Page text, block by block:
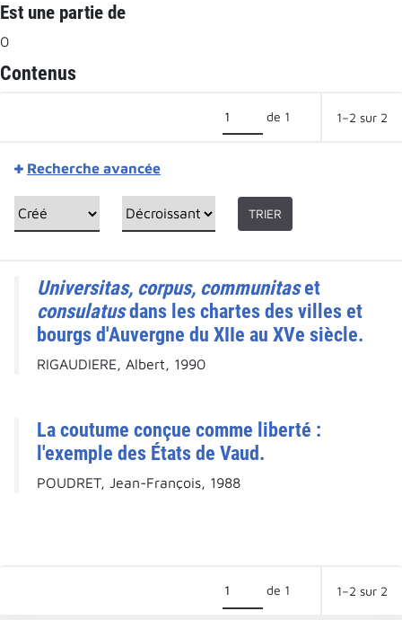
Est une partie de
0
Contenus
de 1 1–2 sur 2
Recherche avancée
TRIER
Universitas, corpus, communitaset
consulatusdans les chartes des villes et
bourgs d'Auvergne du XIIe au XVe siècle.
RIGAUDIERE, Albert, 1990
La coutume conçue comme liberté :
l'exemple des États de Vaud.
POUDRET, Jean-François, 1988
de 1 1–2 sur 2